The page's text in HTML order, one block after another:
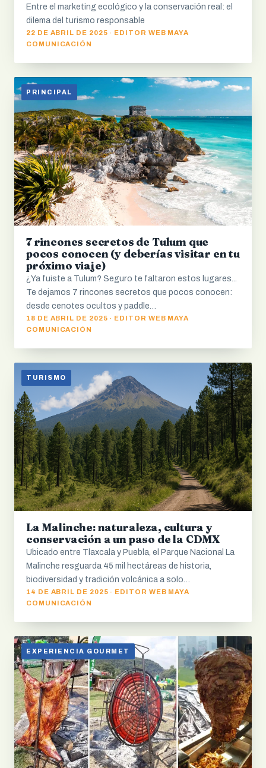
Entre el marketing ecológico y la conservación real: el
dilema del turismo responsable
22 DE ABRIL DE 2025 · EDITOR WEB MAYA
COMUNICACIÓN
PRINCIPAL
7 rincones secretos de Tulum que
pocos conocen (y deberías visitar en tu
próximo viaje)
¿Ya fuiste a Tulum? Seguro te faltaron estos lugares...
Te dejamos 7 rincones secretos que pocos conocen:
desde cenotes ocultos y paddle…
18 DE ABRIL DE 2025 · EDITOR WEB MAYA
COMUNICACIÓN
TURISMO
La Malinche: naturaleza, cultura y
conservación a un paso de la CDMX
Ubicado entre Tlaxcala y Puebla, el Parque Nacional La
Malinche resguarda 45 mil hectáreas de historia,
biodiversidad y tradición volcánica a solo…
14 DE ABRIL DE 2025 · EDITOR WEB MAYA
COMUNICACIÓN
EXPERIENCIA GOURMET